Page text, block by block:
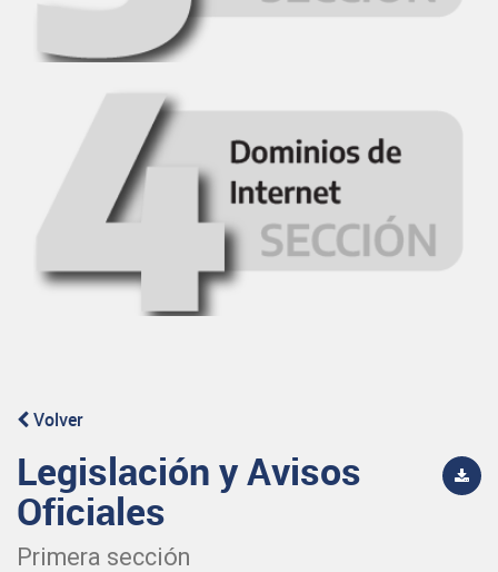
Volver
Legislación y Avisos
Oficiales
Primera sección